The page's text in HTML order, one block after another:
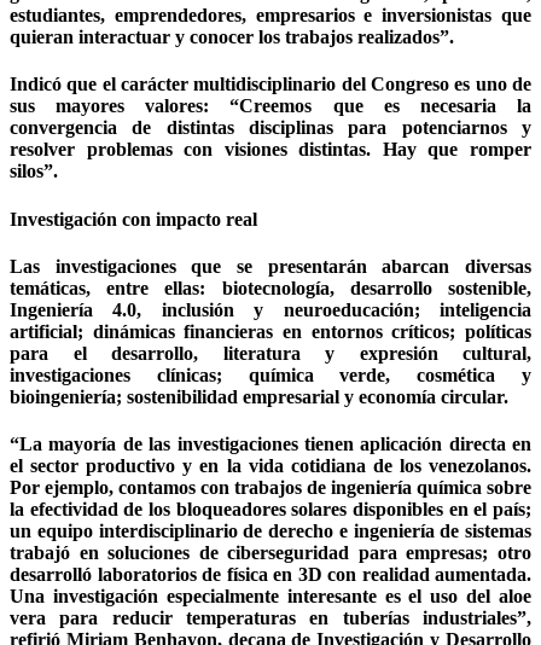
estudiantes, emprendedores, empresarios e inversionistas que
quieran interactuar y conocer los trabajos realizados”.
Indicó que el carácter multidisciplinario del Congreso es uno de
sus mayores valores: “Creemos que es necesaria la
convergencia de distintas disciplinas para potenciarnos y
resolver problemas con visiones distintas. Hay que romper
silos”.
Investigación con impacto real
Las investigaciones que se presentarán abarcan diversas
temáticas, entre ellas: biotecnología, desarrollo sostenible,
Ingeniería 4.0, inclusión y neuroeducación; inteligencia
artificial; dinámicas financieras en entornos críticos; políticas
para el desarrollo, literatura y expresión cultural,
investigaciones clínicas; química verde, cosmética y
bioingeniería; sostenibilidad empresarial y economía circular.
“La mayoría de las investigaciones tienen aplicación directa en
el sector productivo y en la vida cotidiana de los venezolanos.
Por ejemplo, contamos con trabajos de ingeniería química sobre
la efectividad de los bloqueadores solares disponibles en el país;
un equipo interdisciplinario de derecho e ingeniería de sistemas
trabajó en soluciones de ciberseguridad para empresas; otro
desarrolló laboratorios de física en 3D con realidad aumentada.
Una investigación especialmente interesante es el uso del aloe
vera para reducir temperaturas en tuberías industriales”,
refirió Miriam Benhayon, decana de Investigación y Desarrollo